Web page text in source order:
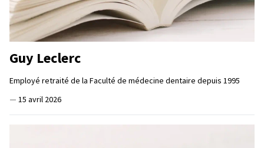
Guy Leclerc
Employé retraité de la Faculté de médecine dentaire depuis 1995
— 15 avril 2026